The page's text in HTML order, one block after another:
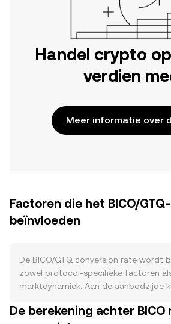
Handel crypto
verdien
Meer informatie over
Factoren die het BICO/
beïnvloeden
De BICO/GTQ conversion rate wordt
zowel protocol-specifieke factoren
marktdynamiek. Aan de aanbodzijde
de circulerende voorraad via geplande
De berekening achter BICO